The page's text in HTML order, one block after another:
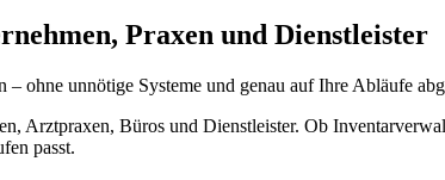
Praxen und Dienstleister
ohne unnötige Systeme und genau auf Ihre Abläufe
Arztpraxen, Büros und Dienstleister. Ob
passt.